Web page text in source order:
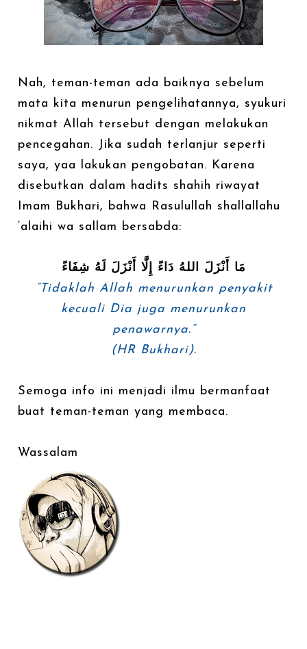
Nah, teman-teman ada baiknya sebelum
mata kita menurun pengelihatannya, syukuri
nikmat Allah tersebut dengan melakukan
pencegahan. Jika sudah terlanjur seperti
saya, yaa lakukan pengobatan. Karena
disebutkan dalam hadits shahih riwayat
Imam Bukhari, bahwa Rasulullah shallallahu
‘alaihi wa sallam bersabda:
مَا أَنْزَلَ اللهُ دَاءً إِلَّا أَنْزَلَ لَهُ شِفَاءً
“Tidaklah Allah menurunkan penyakit
kecuali Dia juga menurunkan
penawarnya.”
(HR Bukhari).
Semoga info ini menjadi ilmu bermanfaat
buat teman-teman yang membaca.
Wassalam